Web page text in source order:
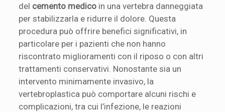
del cemento medico in una vertebra danneggiata
per stabilizzarla e ridurre il dolore. Questa
procedura può offrire benefici significativi, in
particolare per i pazienti che non hanno
riscontrato miglioramenti con il riposo o con altri
trattamenti conservativi. Nonostante sia un
intervento minimamente invasivo, la
vertebroplastica può comportare alcuni rischi e
complicazioni, tra cui l’infezione, le reazioni